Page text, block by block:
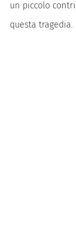
un piccolo
questa tragedia.